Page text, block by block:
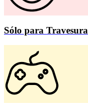
Sólo para Travesura